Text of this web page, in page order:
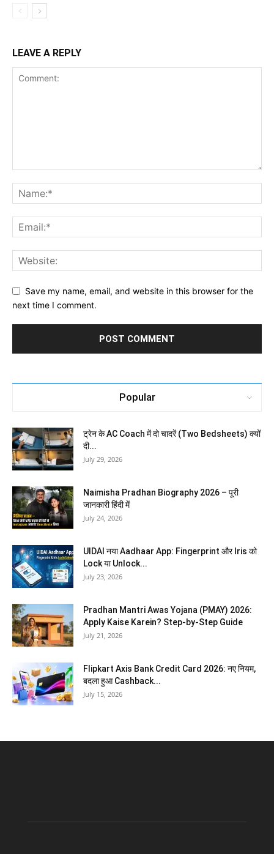
LEAVE A REPLY
Save my name, email, and website in this browser for the
next time I comment.
Popular
ट्रेन के AC Coach में दो चादरें (Two Bedsheets) क्यों
दी...
July 29, 2026
Naimisha Pradhan Biography 2026 – पूरी
जानकारी हिंदी में
July 24, 2026
UIDAI नया Aadhaar App: Fingerprint और Iris को
Lock या Unlock...
July 23, 2026
Pradhan Mantri Awas Yojana (PMAY) 2026:
Apply Kaise Karein? Step-by-Step Guide
July 21, 2026
Flipkart Axis Bank Credit Card 2026: नए नियम,
बदला हुआ Cashback...
July 15, 2026